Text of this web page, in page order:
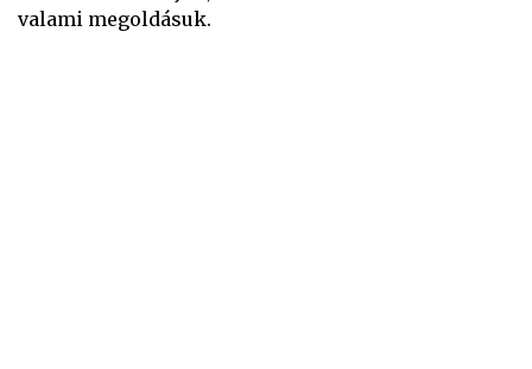
valami megoldásuk.